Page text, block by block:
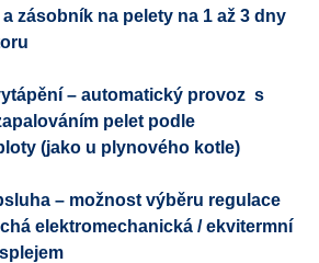
zásobník na pelety na 1 až 3 dny
– automatický provoz s
pelet podle
(jako u plynového kotle)
– možnost výběru regulace
elektromechanická / ekvitermní